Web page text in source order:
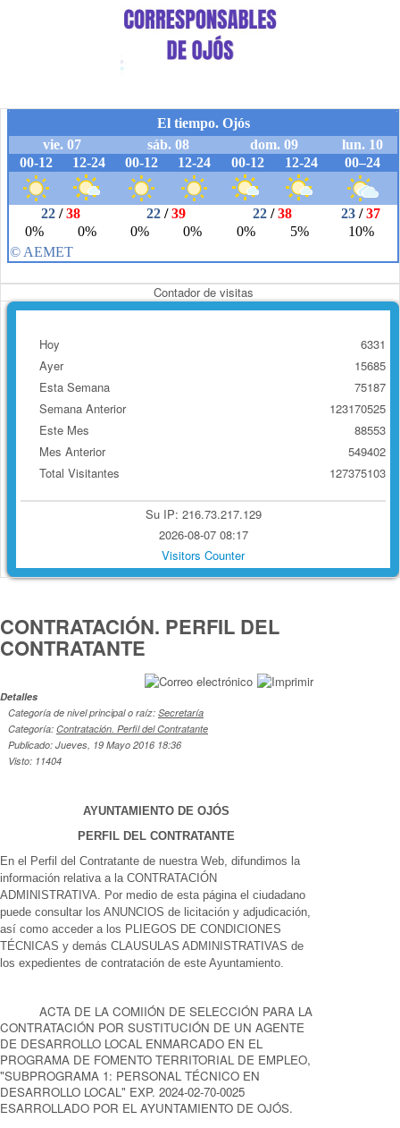
Contador de visitas
Hoy
Ayer
Esta Semana
Semana Anterior
Este Mes
Mes Anterior
Total Visitantes
6331
15685
75187
123170525
88553
549402
127375103
Su IP: 216.73.217.129
2026-08-07 08:17
Visitors Counter
CONTRATACIÓN. PERFIL DEL
CONTRATANTE
Detalles
Categoría de nivel principal o raíz: Secretaría
Categoría: Contratación. Perfil del Contratante
Publicado: Jueves, 19 Mayo 2016 18:36
Visto: 11404
AYUNTAMIENTO DE OJÓS
PERFIL DEL CONTRATANTE
En el Perfil del Contratante de nuestra Web, difundimos la
información relativa a la CONTRATACIÓN
ADMINISTRATIVA. Por medio de esta página el ciudadano
puede consultar los ANUNCIOS de licitación y adjudicación,
así como acceder a los PLIEGOS DE CONDICIONES
TÉCNICAS y demás CLAUSULAS ADMINISTRATIVAS de
los expedientes de contratación de este Ayuntamiento.
ACTA DE LA COMIIÓN DE SELECCIÓN PARA LA
CONTRATACIÓN POR SUSTITUCIÓN DE UN AGENTE
DE DESARROLLO LOCAL ENMARCADO EN EL
PROGRAMA DE FOMENTO TERRITORIAL DE EMPLEO,
"SUBPROGRAMA 1: PERSONAL TÉCNICO EN
DESARROLLO LOCAL" EXP. 2024-02-70-0025
ESARROLLADO POR EL AYUNTAMIENTO DE OJÓS.